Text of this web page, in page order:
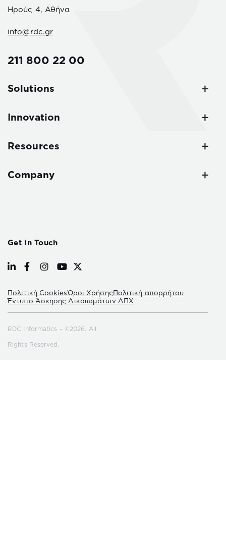
Ηρούς 4, Αθήνα
info@rdc.gr
211 800 22 00
Solutions
Innovation
Resources
Company
Get in Touch
Πολιτική CookiesΌροι ΧρήσηςΠολιτική απορρήτου
Έντυπο Άσκησης Δικαιωμάτων ΔΠΧ
RDC Informatics – ©2026. All
Rights Reserved.